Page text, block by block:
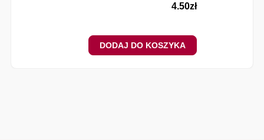
4.50zł
DODAJ DO KOSZYKA